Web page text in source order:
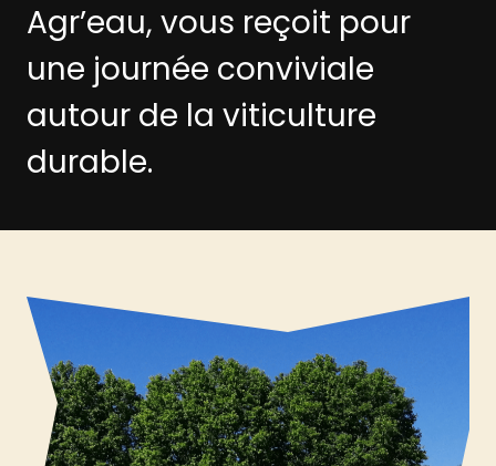
Agr’eau, vous reçoit pour
une journée conviviale
autour de la viticulture
durable.